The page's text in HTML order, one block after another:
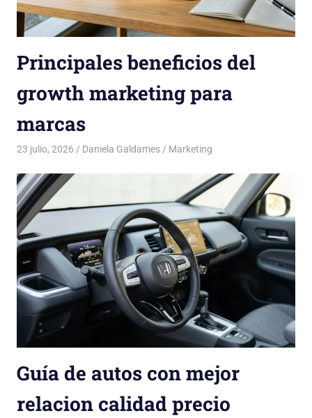
Principales beneficios del
growth marketing para
marcas
23 julio, 2026 Daniela Galdames Marketing
Guía de autos con mejor
relacion calidad precio